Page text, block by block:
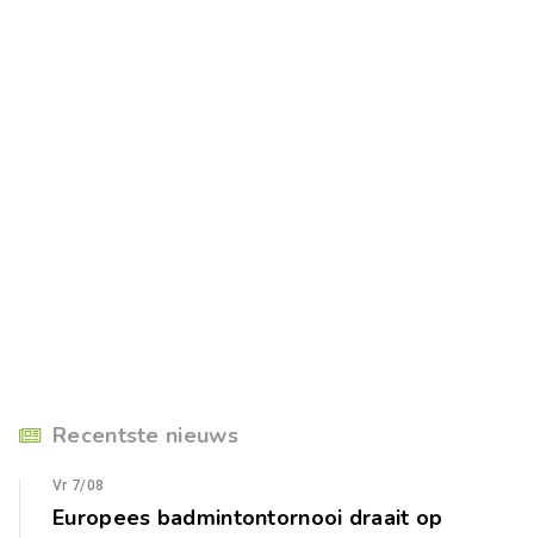
Recentste nieuws
Vr 7/08
Europees badmintontornooi draait op